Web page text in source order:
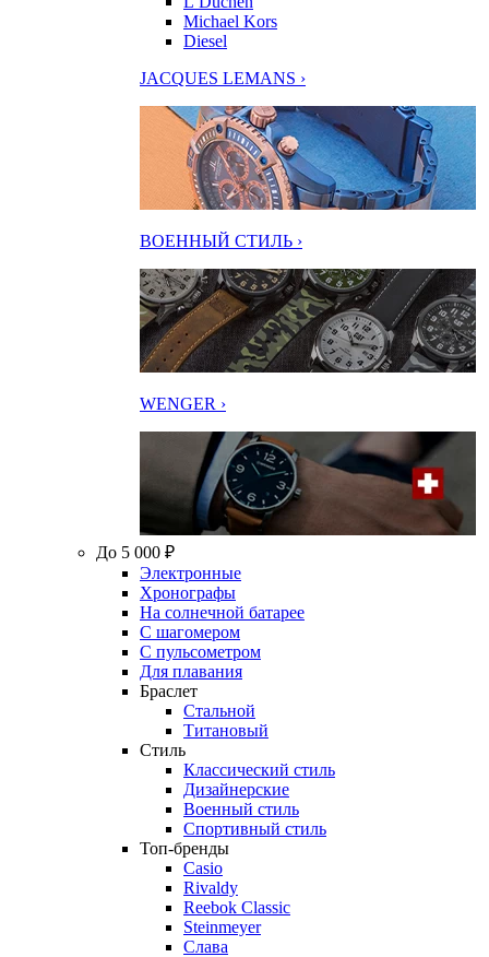
Michael Kors
Diesel
JACQUES LEMANS ›
ВОЕННЫЙ СТИЛЬ ›
WENGER ›
До 5 000 ₽
Электронные
Хронографы
На солнечной батарее
С шагомером
С пульсометром
Для плавания
Браслет
Стальной
Титановый
Стиль
Классический стиль
Дизайнерские
Военный стиль
Спортивный стиль
Топ-бренды
Casio
Rivaldy
Reebok Classic
Steinmeyer
Слава